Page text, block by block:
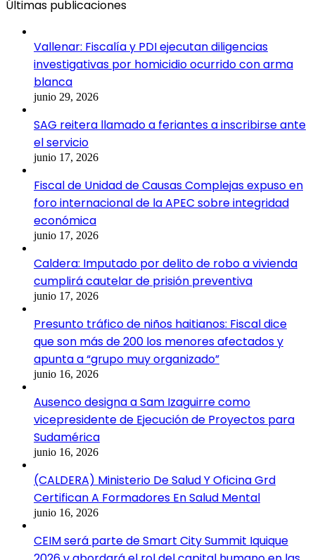
Últimas publicaciones
Vallenar: Fiscalía y PDI ejecutan diligencias
investigativas por homicidio ocurrido con arma
blanca
junio 29, 2026
SAG reitera llamado a feriantes a inscribirse ante
el servicio
junio 17, 2026
Fiscal de Unidad de Causas Complejas expuso en
foro internacional de la APEC sobre integridad
económica
junio 17, 2026
Caldera: Imputado por delito de robo a vivienda
cumplirá cautelar de prisión preventiva
junio 17, 2026
Presunto tráfico de niños haitianos: Fiscal dice
que son más de 200 los menores afectados y
apunta a “grupo muy organizado”
junio 16, 2026
Ausenco designa a Sam Izaguirre como
vicepresidente de Ejecución de Proyectos para
Sudamérica
junio 16, 2026
(CALDERA) Ministerio De Salud Y Oficina Grd
Certifican A Formadores En Salud Mental
junio 16, 2026
CEIM será parte de Smart City Summit Iquique